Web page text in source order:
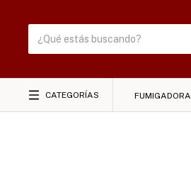
CATEGORÍAS FUMIGADORA